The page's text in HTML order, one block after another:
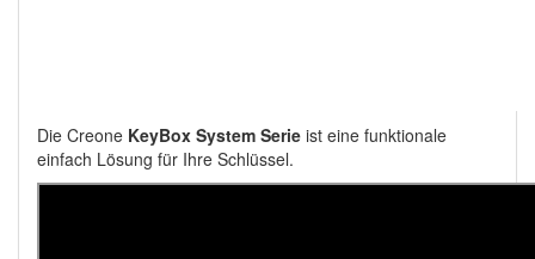
Die Creone KeyBox System Serie ist eine funktionale
einfach Lösung für Ihre Schlüssel.